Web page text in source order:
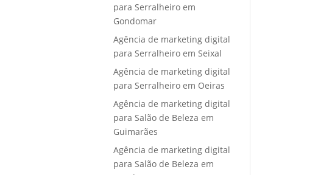
para Serralheiro em
Gondomar
Agência de marketing digital
para Serralheiro em Seixal
Agência de marketing digital
para Serralheiro em Oeiras
Agência de marketing digital
para Salão de Beleza em
Guimarães
Agência de marketing digital
para Salão de Beleza em